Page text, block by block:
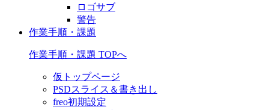
ロゴサブ
警告
作業手順・課題
作業手順・課題 TOPへ
仮トップページ
PSDスライス＆書き出し
freo初期設定